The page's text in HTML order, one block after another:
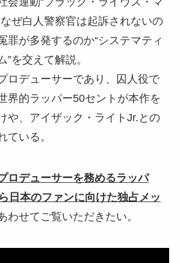
ぜ白人警察官は起訴されないの
罪が多発するのか“システマティ
”を交えて解説。
ロデューサーであり、囚⼈役で
界的ラッパー50セントが本作を
や、アイザック・ライトJr.との
ている。
ロデューサーを務めるラッパ
⽇本のファンに向けた独占メッ
わせてご覧いただきたい。